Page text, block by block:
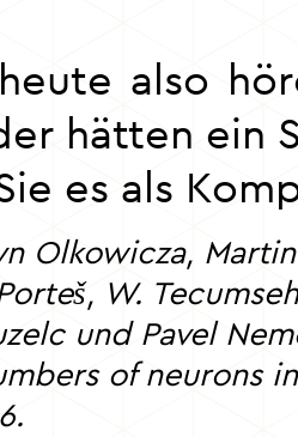
also
hätten ein
es als
Olkowicza,
W.
und Pavel
of neurons